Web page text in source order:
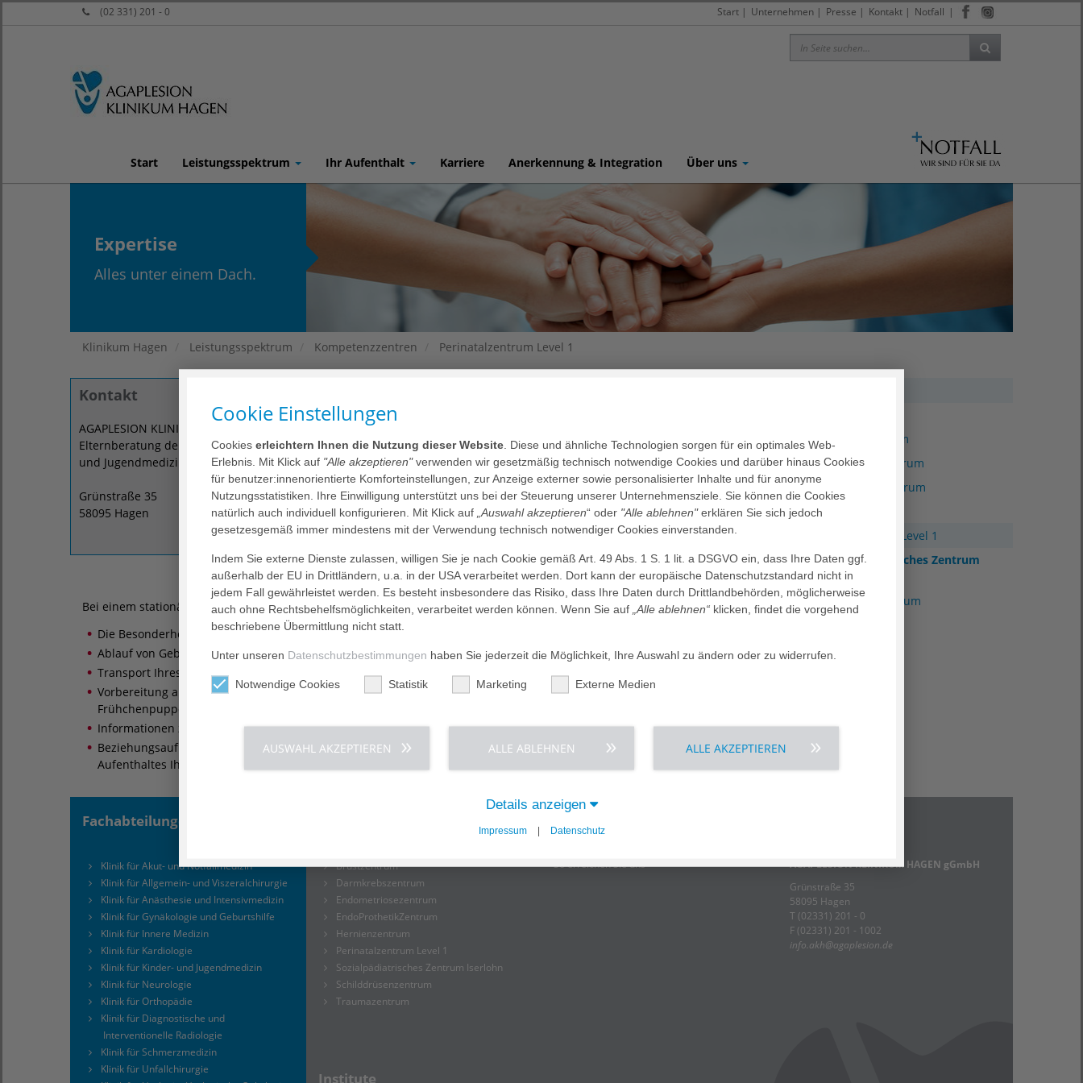
(02 331) 201 - 0 |
Start | Unternehmen | Presse | Kontakt | Notfall
Start Leistungsspektrum Ihr Aufenthalt Karriere Anerkennung & Integration Über uns
Expertise
Alles unter einem Dach.
Klinikum Hagen Leistungsspektrum Kompetenzzentren Perinatalzentrum Level 1
Darmkrebszentrum
Endometriosezentrum
EndoProthetikZentrum
Hernienzentrum
Perinatalzentrum Level 1
Sozialpädiatrisches Zentrum
Iserlohn
Schilddrüsenzentrum
Kontakt
AGAPLESION KLINIKUM HAGEN
Elternberatung der Klinik für Kinder-
und Jugendmedizin
Grünstraße 35
58095 Hagen
Für viele Familien kommt die vorzeitige Geburt ihres Kindes völlig unerwartet und
sie können sich nicht auf die Situation vorbereiten. Einige Frauen werden jedoch
bereits in der Schwangerschaft aufgrund einer drohenden Frühgeburt stationär
aufgenommen. Die Angst um das ungeborene Kind und der ungewisse Verlauf
der Schwangerschaft begleiten diese Familien oft schon viele Wochen vor der
Geburt.
Die werdenden Eltern sind oft verunsichert und haben Zukunftsängste. In dieser
Betreuung jemanden, der sich Zeit nimmt, auf all diese Fragen einzugehen und
sie zu beantworten. Hier unterstützt Sie unsere Elternberaterin.
Bei einem stationären Aufenthalt vor der Geburt informieren wir Familien über:
Die Besonderheit von Frühgeborenen
Ablauf von Geburt und Erstversorgung Ihres Kindes
Transport Ihres Babys in die Kinderklinik
Vorbereitung auf die erste Zeit im Perinatalzentrum mit Hilfe unserer
Frühchenpuppe „Jakob“ und verschiedenen Anschauungsmaterialien
Informationen zu unserem Perinatalzentrums Level 1
Beziehungsaufbau zu Ihrem Baby und Begleitung während des stationären
Aufenthaltes Ihres Kindes
Fachabteilungen
Klinik für Akut- und Notfallmedizin
Klinik für Allgemein- und Viszeralchirurgie
Klinik für Anästhesie und Intensivmedizin
Klinik für Gynäkologie und Geburtshilfe
Klinik für Innere Medizin
Klinik für Kardiologie
Klinik für Kinder- und Jugendmedizin
Klinik für Neurologie
Klinik für Orthopädie
Klinik für Diagnostische und
Interventionelle Radiologie
Klinik für Schmerzmedizin
Klinik für Unfallchirurgie
Brustzentrum
Darmkrebszentrum
Endometriosezentrum
EndoProthetikZentrum
Hernienzentrum
Perinatalzentrum Level 1
Sozialpädiatrisches Zentrum Iserlohn
Schilddrüsenzentrum
Traumazentrum
Institute
So erreichen Sie uns
AGAPLESION KLINIKUM HAGEN gGmbH
Grünstraße 35
58095 Hagen
T (02331) 201 - 0
F (02331) 201 - 1002
info.akh@agaplesion.de
Cookie Einstellungen
Cookies erleichtern Ihnen die Nutzung dieser Website . Diese und ähnliche Technologien sorgen für ein optimales Web-
Erlebnis. Mit Klick auf "Alle akzeptieren"verwenden wir gesetzmäßig technisch notwendige Cookies und darüber hinaus Cookies
für benutzer:innenorientierte Komforteinstellungen, zur Anzeige externer sowie personalisierter Inhalte und für anonyme
Nutzungsstatistiken. Ihre Einwilligung unterstützt uns bei der Steuerung unserer Unternehmensziele. Sie können die Cookies
natürlich auch individuell konfigurieren. Mit Klick auf „Auswahl akzeptieren“ oder "Alle ablehnen"erklären Sie sich jedoch
gesetzesgemäß immer mindestens mit der Verwendung technisch notwendiger Cookies einverstanden.
Indem Sie externe Dienste zulassen, willigen Sie je nach Cookie gemäß Art. 49 Abs. 1 S. 1 lit. a DSGVO ein, dass Ihre Daten ggf.
außerhalb der EU in Drittländern, u.a. in der USA verarbeitet werden. Dort kann der europäische Datenschutzstandard nicht in
jedem Fall gewährleistet werden. Es besteht insbesondere das Risiko, dass Ihre Daten durch Drittlandbehörden, möglicherweise
auch ohne Rechtsbehelfsmöglichkeiten, verarbeitet werden können. Wenn Sie auf „Alle ablehnen“ klicken, findet die vorgehend
beschriebene Übermittlung nicht statt.
Unter unseren Datenschutzbestimmungen haben Sie jederzeit die Möglichkeit, Ihre Auswahl zu ändern oder zu widerrufen.
Notwendige Cookies Statistik Marketing Externe Medien
AUSWAHL AKZEPTIEREN ALLE ABLEHNEN ALLE AKZEPTIEREN
Details anzeigen
Impressum | Datenschutz